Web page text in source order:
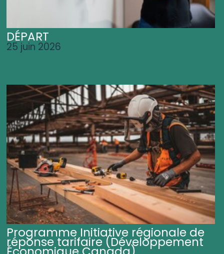
DÉPART
25 juin 2026
Programme Initiative régionale de
réponse tarifaire (Développement